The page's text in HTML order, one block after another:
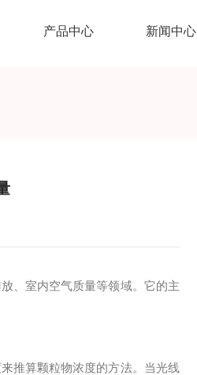
产品中心 新闻中心
、室内空气质量等领域。它的主
推算颗粒物浓度的方法。当光线